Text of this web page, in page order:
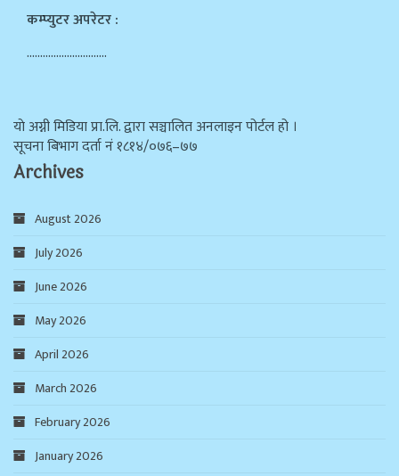
कम्प्युटर अपरेटर :
…………………………
याे अग्नी मिडिया प्रा.लि. द्वारा सञ्चालित अनलाइन पोर्टल हो ।
सूचना बिभाग दर्ता न‌ं १८१४/०७६–७७
Archives
August 2026
July 2026
June 2026
May 2026
April 2026
March 2026
February 2026
January 2026